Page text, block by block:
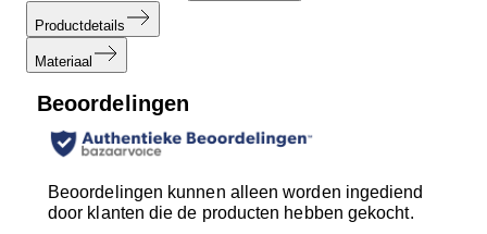
Productdetails
Materiaal
Beoordelingen
Beoordelingen kunnen alleen worden ingediend
door klanten die de producten hebben gekocht.